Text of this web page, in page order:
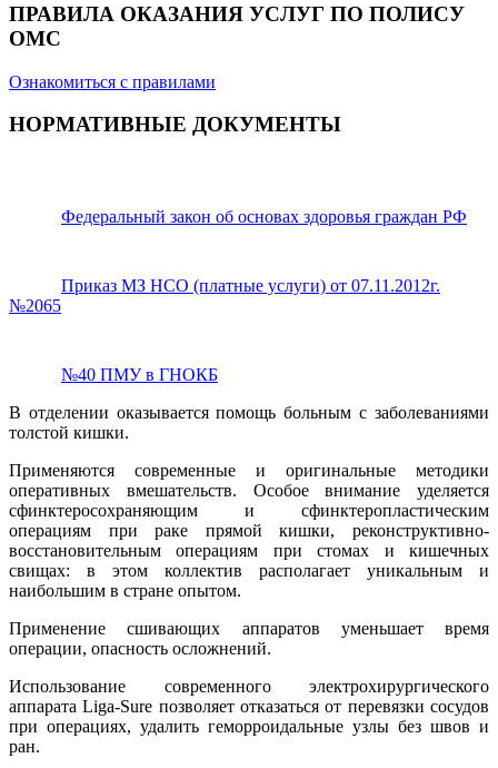
ПРАВИЛА ОКАЗАНИЯ УСЛУГ ПО ПОЛИСУ
ОМС
Ознакомиться с правилами
НОРМАТИВНЫЕ ДОКУМЕНТЫ
Федеральный закон об основах здоровья граждан РФ
Приказ МЗ НСО (платные услуги) от 07.11.2012г.
№2065
№40 ПМУ в ГНОКБ
В отделении оказывается помощь больным с заболеваниями
толстой кишки.
Применяются современные и оригинальные методики
оперативных вмешательств. Особое внимание уделяется
сфинктеросохраняющим и сфинктеропластическим
операциям при раке прямой кишки, реконструктивно-
восстановительным операциям при стомах и кишечных
свищах: в этом коллектив располагает уникальным и
наибольшим в стране опытом.
Применение сшивающих аппаратов уменьшает время
операции, опасность осложнений.
Использование современного электрохирургического
аппарата Liga-Sure позволяет отказаться от перевязки сосудов
при операциях, удалить геморроидальные узлы без швов и
ран.